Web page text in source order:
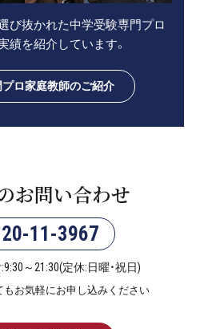
び抜かれた中学受験専門プロ
績を紹介しています。
ロ家庭教師のご紹介
お問い合わせ
11-3967
～21:30(定休:日曜・祝日)
お気軽にお申し込みください